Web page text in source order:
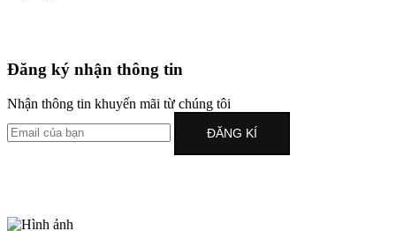
Đăng ký nhận thông tin
Nhận thông tin khuyến mãi từ chúng tôi
ĐĂNG KÍ